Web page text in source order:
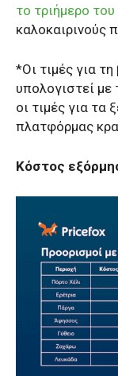
το τριήμερο
καλοκαιρινούς
*Οι τιμές για τη
υπολογιστεί
οι τιμές για τα
πλατφόρμας
Κόστος